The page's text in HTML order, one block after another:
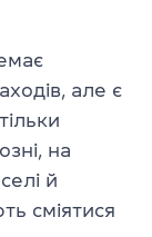
але є
на
й
сміятися